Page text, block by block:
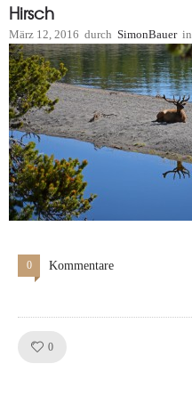
Hirsch
März 12, 2016 durch SimonBauer in
0 Kommentare
0